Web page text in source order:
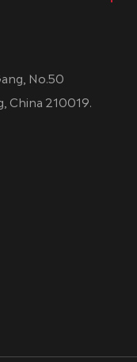
No.50
China 210019.